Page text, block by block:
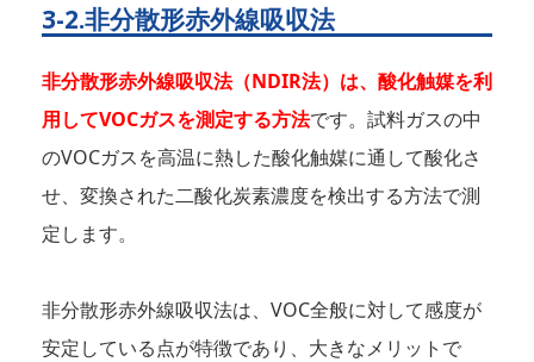
3-2.非分散形赤外線吸収法
非分散形赤外線吸収法（NDIR法）は、酸化触媒を利
用してVOCガスを測定する方法です。試料ガスの中
のVOCガスを高温に熱した酸化触媒に通して酸化さ
せ、変換された二酸化炭素濃度を検出する方法で測
定します。
非分散形赤外線吸収法は、VOC全般に対して感度が
安定している点が特徴であり、大きなメリットで